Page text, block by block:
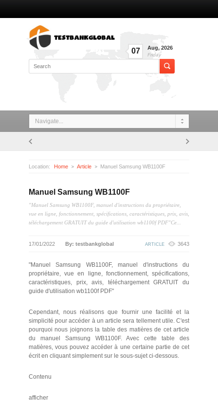
07 Aug, 2026
Friday
Navigate...
Location: Home Article Manuel Samsung WB1100F
Manuel Samsung WB1100F
"Manuel Samsung WB1100F, manuel d'instructions du propriétaire,
vue en ligne, fonctionnement, spécifications, caractéristiques, prix, avis,
téléchargement GRATUIT du guide d'utilisation wb1100f PDF"Ce...
17/01/2022 By: testbankglobal ARTICLE 3643
"Manuel Samsung WB1100F, manuel d'instructions du
propriétaire, vue en ligne, fonctionnement, spécifications,
caractéristiques, prix, avis, téléchargement GRATUIT du
guide d'utilisation wb1100f PDF"
Cependant, nous réalisons que fournir une facilité et la
simplicité pour accéder à un article sera tellement utile. C'est
pourquoi nous joignons la table des matières de cet article
du manuel Samsung WB1100F. Avec cette table des
matières, vous pouvez accéder à une certaine partie de cet
écrit en cliquant simplement sur le sous-sujet ci-dessous.
Contenu
afficher